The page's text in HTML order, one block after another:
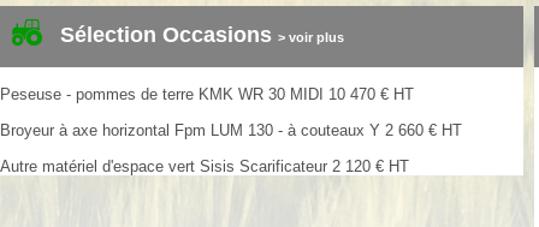
Sélection Occasions > voir plus
Peseuse - pommes de terre KMK WR 30 MIDI 10 470 € HT
Broyeur à axe horizontal Fpm LUM 130 - à couteaux Y 2 660 € HT
Autre matériel d'espace vert Sisis Scarificateur 2 120 € HT